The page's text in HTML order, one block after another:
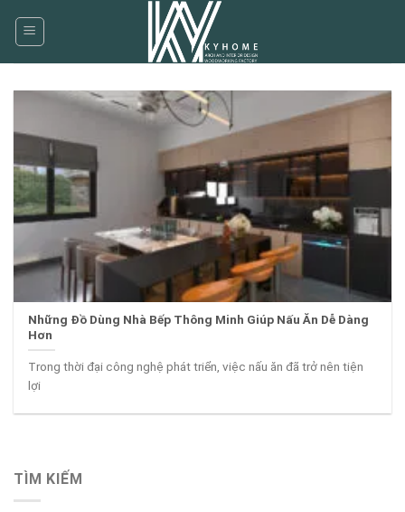
Những Đồ Dùng Nhà Bếp Thông Minh Giúp Nấu Ăn Dễ Dàng
Hơn
Trong thời đại công nghệ phát triển, việc nấu ăn đã trở nên tiện
lợi
TÌM KIẾM